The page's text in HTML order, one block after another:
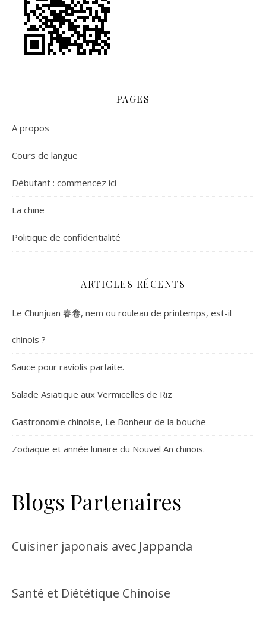
PAGES
A propos
Cours de langue
Débutant : commencez ici
La chine
Politique de confidentialité
ARTICLES RÉCENTS
Le Chunjuan 春卷, nem ou rouleau de printemps, est-il
chinois ?
Sauce pour raviolis parfaite.
Salade Asiatique aux Vermicelles de Riz
Gastronomie chinoise, Le Bonheur de la bouche
Zodiaque et année lunaire du Nouvel An chinois.
Blogs Partenaires
Cuisiner japonais avec Jappanda
Santé et Diététique Chinoise